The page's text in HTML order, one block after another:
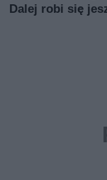
Dalej robi się